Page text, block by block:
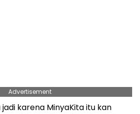
Advertisement
karena MinyaKita itu kan